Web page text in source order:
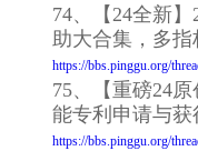
74、【24全新
助大合集，多指
https://bbs.pinggu.org/
75、【重磅24
能专利申请与获
https://bbs.pinggu.org/